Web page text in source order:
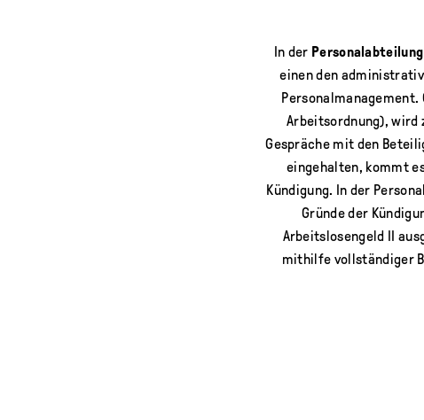
In der Personalabteilung
einen den
Personalmanagement.
Arbeitsordnung), wird
Gespräche mit den
eingehalten, kommt
Kündigung. In der
Gründe der
Arbeitslosengeld II
mithilfe vollständiger